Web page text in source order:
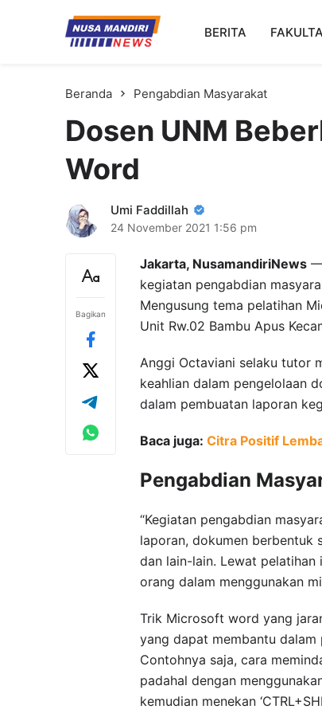
Kampus Digital Bisnis
Universitas Nusa Mandiri
BERITA
Beranda Pengabdian Masyarakat
Dosen UNM
Word
Umi Faddillah
24 November 2021 1:56 pm
Bagikan
Jakarta, NusamandiriNews —
kegiatan pengabdian
Mengusung tema pelatihan
Unit Rw.02 Bambu Apus
Anggi Octaviani selaku tutor
keahlian dalam pengelolaan
dalam pembuatan laporan
Baca juga: Citra Positif
Pengabdian
“Kegiatan pengabdian
laporan, dokumen berbentuk
dan lain-lain. Lewat
orang dalam menggunakan
Trik Microsoft word yang
yang dapat membantu
Contohnya saja, cara
padahal dengan
kemudian menekan